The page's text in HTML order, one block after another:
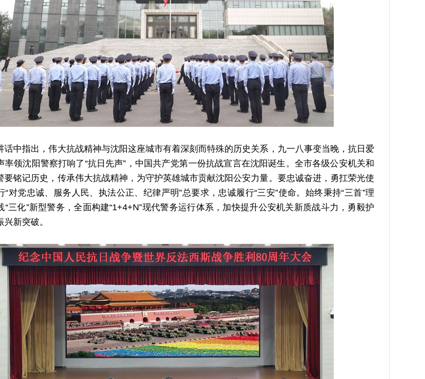
指出，伟大抗战精神与沈阳这座城市有着深刻而特殊的历史关系，九一八事变当晚，抗日爱
率领沈阳警察打响了“抗日先声”，中国共产党第一份抗战宣言在沈阳诞生。全市各级公安机关和
要铭记历史，传承伟大抗战精神，为守护英雄城市贡献沈阳公安力量。要忠诚奋进，勇扛荣光使
“对党忠诚、服务人民、执法公正、纪律严明”总要求，忠诚履行“三安”使命。始终秉持“三首”理
“三化”新型警务，全面构建“1+4+N”现代警务运行体系，加快提升公安机关新质战斗力，勇毅护
新突破。